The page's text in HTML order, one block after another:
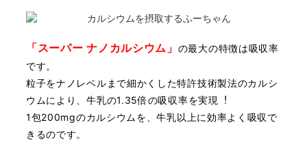
「スーパー ナノカルシウム」 の最⼤の特徴は吸収率
です。
粒⼦をナノレベルまで細かくした特許技術製法のカルシ
ウムにより、⽜乳の1.35倍の吸収率を実現︕
1包200mgのカルシウムを、⽜乳以上に効率よく吸収で
きるのです。